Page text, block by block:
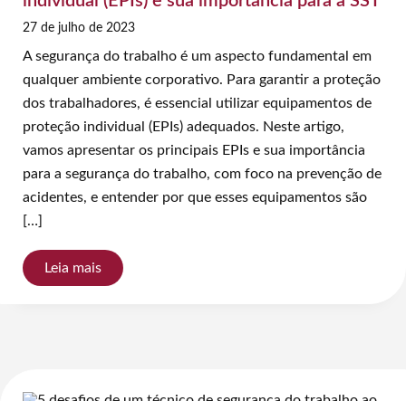
27 de julho de 2023
A segurança do trabalho é um aspecto fundamental em
qualquer ambiente corporativo. Para garantir a proteção
dos trabalhadores, é essencial utilizar equipamentos de
proteção individual (EPIs) adequados. Neste artigo,
vamos apresentar os principais EPIs e sua importância
para a segurança do trabalho, com foco na prevenção de
acidentes, e entender por que esses equipamentos são
[…]
Leia mais